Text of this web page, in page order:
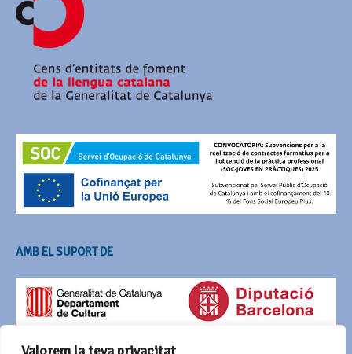
AMB EL SUPORT DE